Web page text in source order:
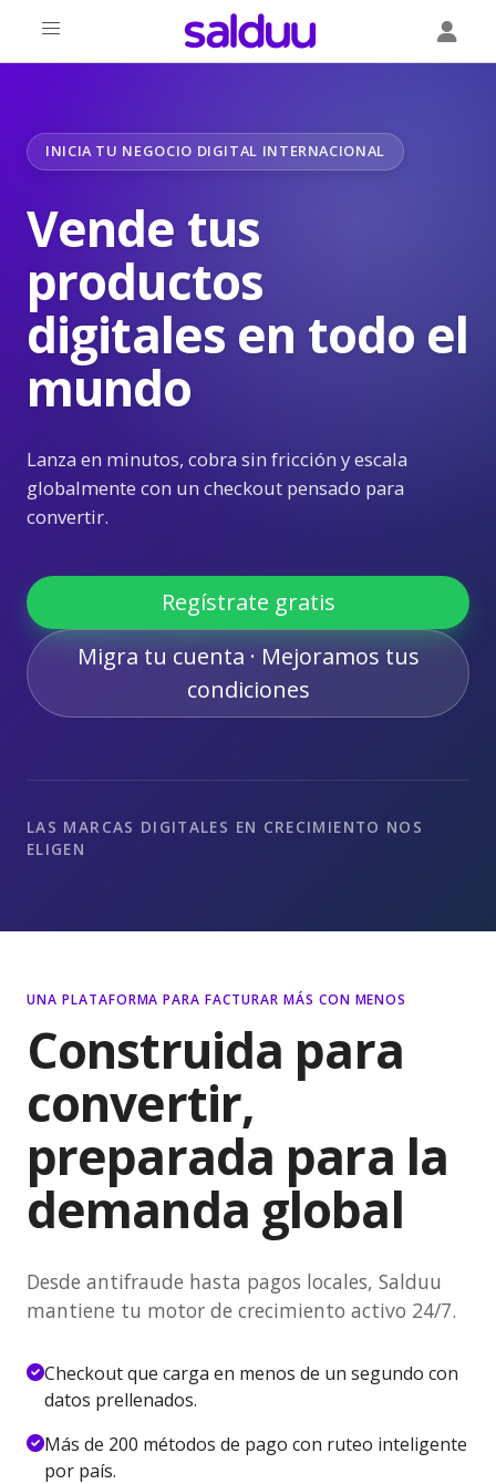
INICIA TU NEGOCIO DIGITAL INTERNACIONAL
Vende tus
productos
digitales en todo el
mundo
Lanza en minutos, cobra sin fricción y escala
globalmente con un checkout pensado para
convertir.
Regístrate gratis
Migra tu cuenta · Mejoramos tus
condiciones
LAS MARCAS DIGITALES EN CRECIMIENTO NOS
ELIGEN
UNA PLATAFORMA PARA FACTURAR MÁS CON MENOS
Construida para
convertir,
preparada para la
demanda global
Desde antifraude hasta pagos locales, Salduu
mantiene tu motor de crecimiento activo 24/7.
Checkout que carga en menos de un segundo con
datos prellenados.
Más de 200 métodos de pago con ruteo inteligente
por país.